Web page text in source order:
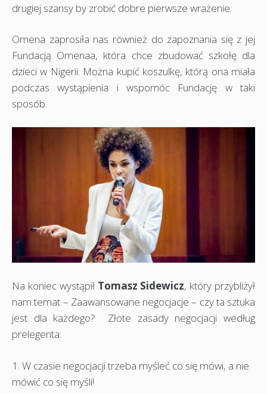
drugiej szansy by zrobić dobre pierwsze wrażenie.
Omena zaprosiła nas również do zapoznania się z jej
Fundacją Omenaa, która chce zbudować szkołę dla
dzieci w Nigerii. Można kupić koszulkę, którą ona miała
podczas wystąpienia i wspomóc Fundację w taki
sposób.
Na koniec wystąpił Tomasz Sidewicz, który przybliżył
nam temat – Zaawansowane negocjacje – czy ta sztuka
jest dla każdego? Złote zasady negocjacji według
prelegenta:
1. W czasie negocjacji trzeba myśleć co się mówi, a nie
mówić co się myśli!